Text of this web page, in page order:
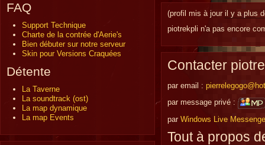
FAQ
Support Technique
Charte de la contrée d'Aerie's
Bien débuter sur notre serveur
Skin pour Versions Craquées
Détente
La Taverne
La soundtrack (ost)
La map dynamique
La map Events
(profil mis à jour il y a plus
piotrekpli n'a pas encore
Contacter
par email :
par message privé :
par Windows Live
Tout à propos